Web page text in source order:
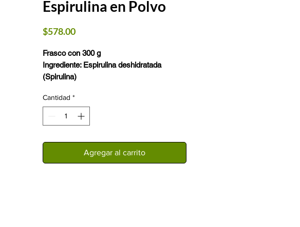
Espirulina en Polvo
$578.00Precio
Frasco con 300 g
Ingrediente: Espirulina deshidratada
(Spirulina)
Cantidad *
Agregar al carrito